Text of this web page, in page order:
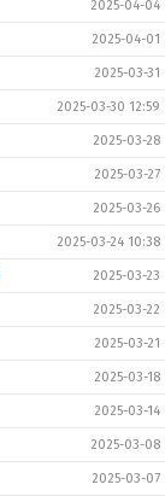
2025-04-04
2025-04-01
2025-03-31
2025-03-30 12:59
2025-03-28
2025-03-27
2025-03-26
2025-03-24 10:38
2025-03-23
2025-03-22
2025-03-21
2025-03-18
2025-03-14
2025-03-08
2025-03-07